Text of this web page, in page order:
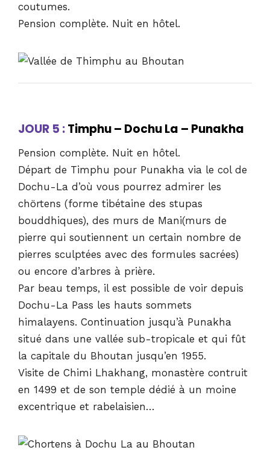
coutumes.
Pension complète. Nuit en hôtel.
JOUR 5 :Timphu – Dochu La – Punakha
Pension complète. Nuit en hôtel.
Départ de Timphu pour Punakha via le col de
Dochu-La d’où vous pourrez admirer les
chörtens (forme tibétaine des stupas
bouddhiques), des murs de Mani(murs de
pierre qui soutiennent un certain nombre de
pierres sculptées avec des formules sacrées)
ou encore d’arbres à prière.
Par beau temps, il est possible de voir depuis
Dochu-La Pass les hauts sommets
himalayens. Continuation jusqu’à Punakha
situé dans une vallée sub-tropicale et qui fût
la capitale du Bhoutan jusqu’en 1955.
Visite de Chimi Lhakhang, monastère contruit
en 1499 et de son temple dédié à un moine
excentrique et rabelaisien…